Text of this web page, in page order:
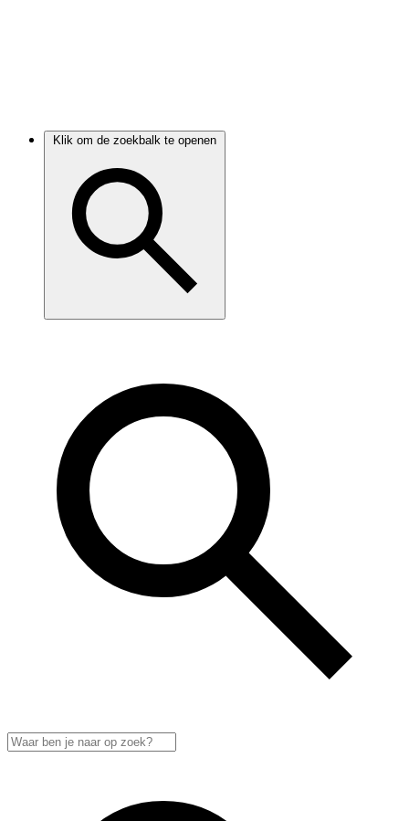
Klik om de zoekbalk te openen